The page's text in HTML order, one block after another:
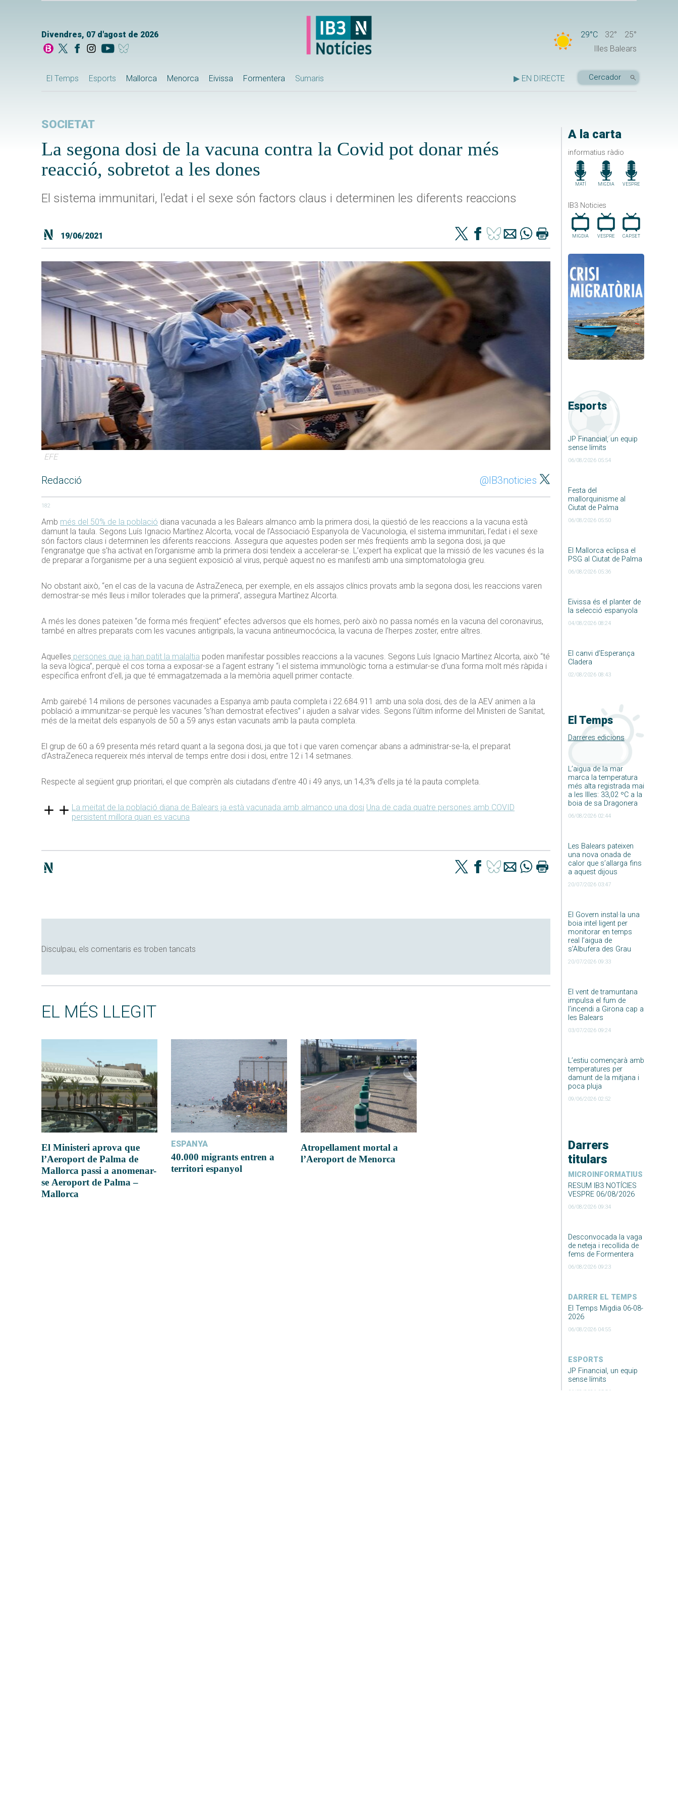
Divendres, 07 d'agost de 2026 29°C 32°
25°
Illes Balears
El Temps Esports Mallorca Menorca Eivissa Formentera Sumaris ▶ EN DIRECTE
A la carta
informatius ràdio
MATÍ MIGDIA VESPRE
IB3 Noticies
MIGDIA VESPRE CAP.SET
Esports
JP Financial, un equip
sense límits
06/08/2026 05:54
Festa del
mallorquinisme al
Ciutat de Palma
06/08/2026 05:50
El Mallorca eclipsa el
PSG al Ciutat de Palma
06/08/2026 05:36
Eivissa és el planter de
la selecció espanyola
04/08/2026 08:24
El canvi d’Esperança
Cladera
02/08/2026 08:43
El Temps
Darreres edicions
L’aigua de la mar
marca la temperatura
més alta registrada mai
a les Illes: 33,02 ºC a la
boia de sa Dragonera
06/08/2026 02:44
Les Balears pateixen
una nova onada de
calor que s’allarga fins
a aquest dijous
20/07/2026 03:47
El Govern instal·la una
boia intel·ligent per
monitorar en temps
real l’aigua de
s’Albufera des Grau
20/07/2026 09:33
El vent de tramuntana
impulsa el fum de
l’incendi a Girona cap a
les Balears
03/07/2026 09:24
L’estiu començarà amb
temperatures per
damunt de la mitjana i
poca pluja
09/06/2026 02:52
Darrers
titulars
MICROINFORMATIUS
RESUM IB3 NOTÍCIES
VESPRE 06/08/2026
06/08/2026 09:34
Desconvocada la vaga
de neteja i recollida de
fems de Formentera
06/08/2026 09:23
DARRER EL TEMPS
El Temps Migdia 06-08-
2026
06/08/2026 04:55
ESPORTS
JP Financial, un equip
sense límits
06/08/2026 05:54
SOCIETAT
La segona dosi de la vacuna contra la Covid pot donar més
reacció, sobretot a les dones
El sistema immunitari, l'edat i el sexe són factors claus i determinen les diferents reaccions
19/06/2021
EFE
Redacció @IB3noticies
182
Amb més del 50% de la població diana vacunada a les Balears almanco amb la primera dosi, la qüestió de les reaccions a la vacuna està
damunt la taula. Segons Luís Ignacio Martínez Alcorta, vocal de l’Associació Espanyola de Vacunologia, el sistema immunitari, l’edat i el sexe
són factors claus i determinen les diferents reaccions. Assegura que aquestes poden ser més freqüents amb la segona dosi, ja que
l’engranatge que s’ha activat en l’organisme amb la primera dosi tendeix a accelerar-se. L’expert ha explicat que la missió de les vacunes és la
de preparar a l’organisme per a una següent exposició al virus, perquè aquest no es manifesti amb una simptomatologia greu.
No obstant això, “en el cas de la vacuna de AstraZeneca, per exemple, en els assajos clínics provats amb la segona dosi, les reaccions varen
demostrar-se més lleus i millor tolerades que la primera”, assegura Martínez Alcorta.
A més les dones pateixen “de forma més freqüent” efectes adversos que els homes, però això no passa només en la vacuna del coronavirus,
també en altres preparats com les vacunes antigripals, la vacuna antineumocócica, la vacuna de l’herpes zoster, entre altres.
Aquelles persones que ja han patit la malaltia poden manifestar possibles reaccions a la vacunes. Segons Luís Ignacio Martínez Alcorta, això “té
la seva lògica”, perquè el cos torna a exposar-se a l’agent estrany “i el sistema immunològic torna a estimular-se d’una forma molt més ràpida i
específica enfront d’ell, ja que té emmagatzemada a la memòria aquell primer contacte.
Amb gairebé 14 milions de persones vacunades a Espanya amb pauta completa i 22.684.911 amb una sola dosi, des de la AEV animen a la
població a immunitzar-se perquè les vacunes “s’han demostrat efectives” i ajuden a salvar vides. Segons l’últim informe del Ministeri de Sanitat,
més de la meitat dels espanyols de 50 a 59 anys estan vacunats amb la pauta completa.
El grup de 60 a 69 presenta més retard quant a la segona dosi, ja que tot i que varen començar abans a administrar-se-la, el preparat
d’AstraZeneca requereix més interval de temps entre dosi i dosi, entre 12 i 14 setmanes.
Respecte al següent grup prioritari, el que comprèn als ciutadans d’entre 40 i 49 anys, un 14,3% d’ells ja té la pauta completa.
La meitat de la població diana de Balears ja està vacunada amb almanco una dosi Una de cada quatre persones amb COVID
persistent millora quan es vacuna
Disculpau, els comentaris es troben tancats
EL MÉS LLEGIT
El Ministeri aprova que
l’Aeroport de Palma de
Mallorca passi a anomenar-
se Aeroport de Palma –
Mallorca
ESPANYA
40.000 migrants entren a
territori espanyol
Atropellament mortal a
l’Aeroport de Menorca